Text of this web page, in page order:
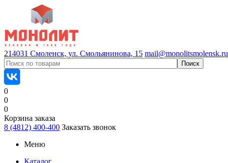
214031 Смоленск, ул. Смольянинова, 15 mail@monolitsmolensk.ru
0
0
0
Корзина заказа
8 (4812) 400-400 Заказать звонок
Меню
Каталог